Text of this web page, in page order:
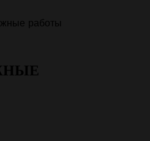
работы